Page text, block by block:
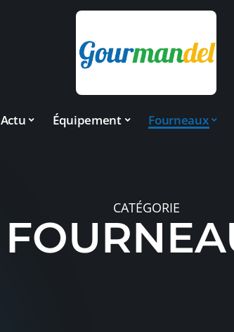
Actu Équipement Fourneaux
CATÉGORIE